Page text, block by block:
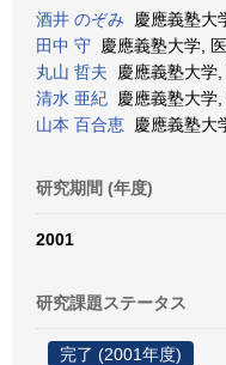
酒井 のぞみ 慶應義塾大
田中 守 慶應義塾大学,
丸山 哲夫 慶應義塾大学
清水 亜紀 慶應義塾大学
山本 百合恵 慶應義塾大
研究期間 (年度)
2001
研究課題ステータス
完了 (2001年度)